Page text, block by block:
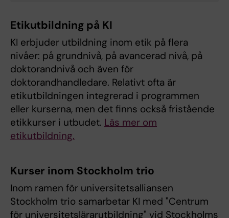
Etikutbildning på KI
KI erbjuder utbildning inom etik på flera
nivåer: på grundnivå, på avancerad nivå, på
doktorandnivå och även för
doktorandhandledare. Relativt ofta är
etikutbildningen integrerad i programmen
eller kurserna, men det finns också fristående
etikkurser i utbudet. Läs mer om
etikutbildning.
Kurser inom Stockholm trio
Inom ramen för universitetsalliansen
Stockholm trio samarbetar KI med "Centrum
för universitetslärarutbildning" vid Stockholms